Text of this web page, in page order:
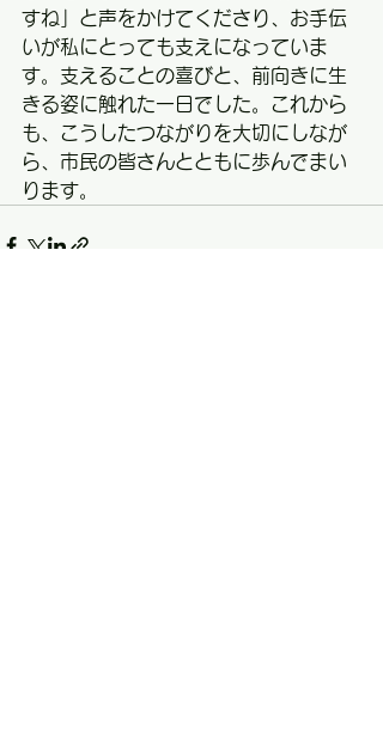
すね」と声をかけてくださり、お手伝
いが私にとっても支えになっていま
す。支えることの喜びと、前向きに生
きる姿に触れた一日でした。これから
も、こうしたつながりを大切にしなが
ら、市民の皆さんとともに歩んでまい
ります。